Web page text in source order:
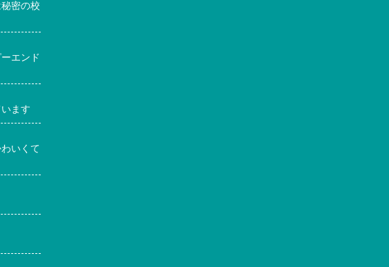
密の校
エンド
ます
いくて